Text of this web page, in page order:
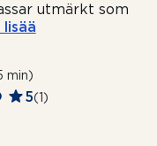
utmärkt som
min)
5(1)